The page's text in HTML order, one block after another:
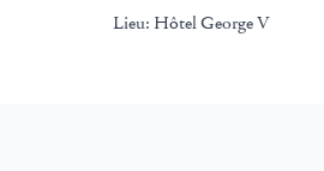
Lieu: Hôtel George V